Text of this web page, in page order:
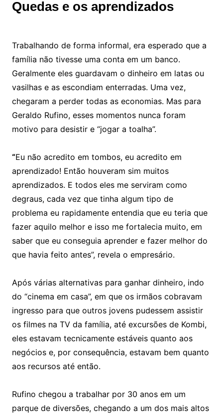
Quedas e os aprendizados
Trabalhando de forma informal, era esperado que a
família não tivesse uma conta em um banco.
Geralmente eles guardavam o dinheiro em latas ou
vasilhas e as escondiam enterradas. Uma vez,
chegaram a perder todas as economias. Mas para
Geraldo Rufino, esses momentos nunca foram
motivo para desistir e “jogar a toalha”.
“Eu não acredito em tombos, eu acredito em
aprendizado! Então houveram sim muitos
aprendizados. E todos eles me serviram como
degraus, cada vez que tinha algum tipo de
problema eu rapidamente entendia que eu teria que
fazer aquilo melhor e isso me fortalecia muito, em
saber que eu conseguia aprender e fazer melhor do
que havia feito antes”, revela o empresário.
Após várias alternativas para ganhar dinheiro, indo
do “cinema em casa”, em que os irmãos cobravam
ingresso para que outros jovens pudessem assistir
os filmes na TV da família, até excursões de Kombi,
eles estavam tecnicamente estáveis quanto aos
negócios e, por consequência, estavam bem quanto
aos recursos até então.
Rufino chegou a trabalhar por 30 anos em um
parque de diversões, chegando a um dos mais altos